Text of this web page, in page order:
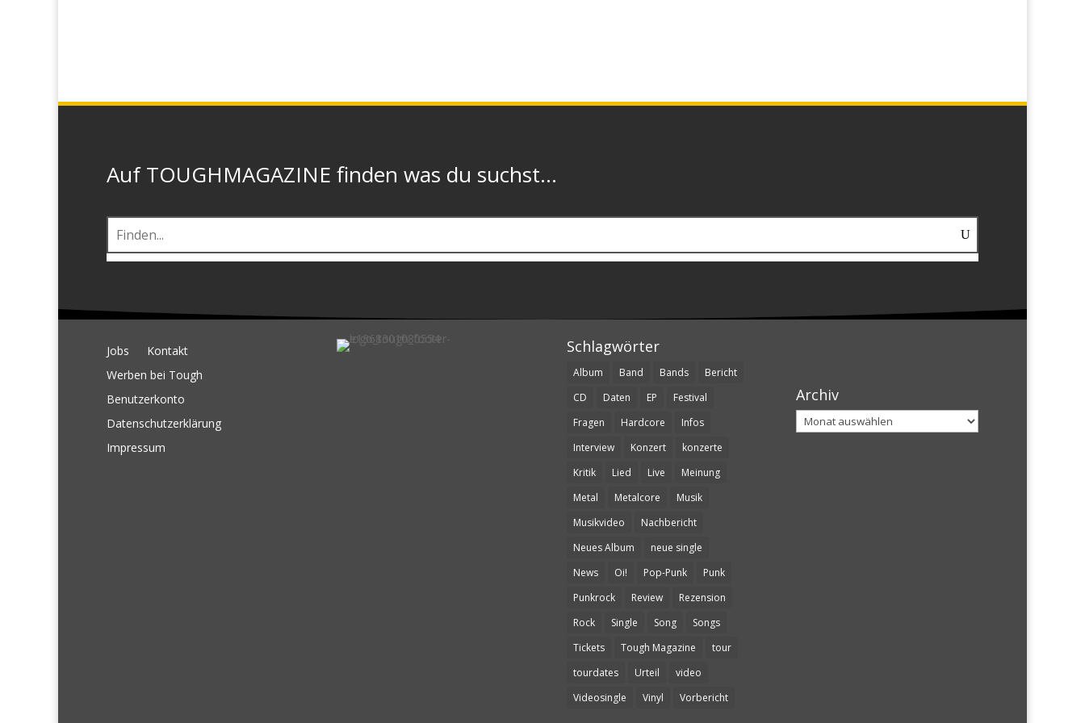
Auf TOUGHMAGAZINE finden was du suchst...
Jobs
Kontakt
Werben bei Tough
Benutzerkonto
Datenschutzerklärung
Impressum
Schlagwörter
Album Band Bands
Bericht
CD
Daten EP
Festival
Fragen
Hardcore
Infos
Interview
Konzert
konzerte
Kritik
Lied Live
Meinung
Metal
Metalcore
Musik
Musikvideo
Nachbericht
Neues Album
neue single
News
Oi! Pop-Punk
Punk
Punkrock
Review
Rezension
Rock
Single Song
Songs
Tickets
Tough Magazine
tour
tourdates
Urteil
video
Videosingle
Vinyl Vorbericht
Archiv
Archiv